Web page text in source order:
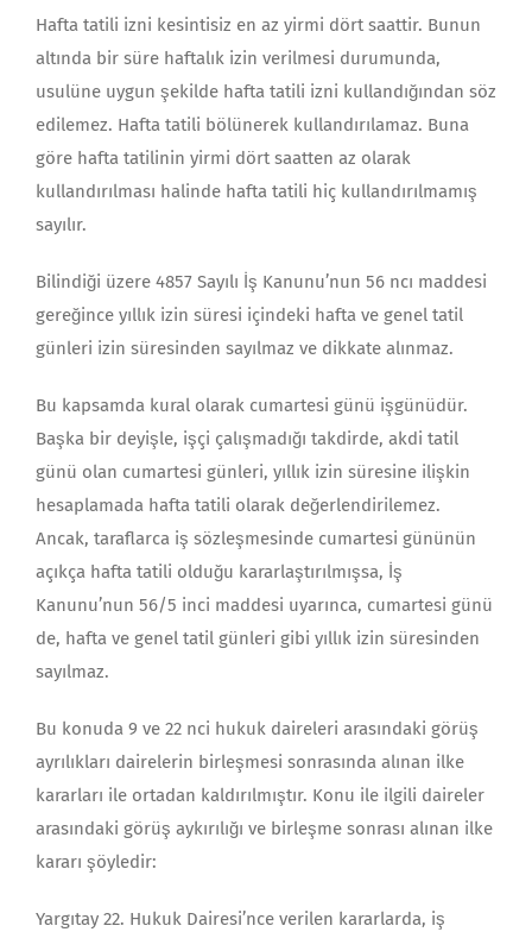
Hafta tatili izni kesintisiz en az yirmi dört saattir. Bunun
altında bir süre haftalık izin verilmesi durumunda,
usulüne uygun şekilde hafta tatili izni kullandığından söz
edilemez. Hafta tatili bölünerek kullandırılamaz. Buna
göre hafta tatilinin yirmi dört saatten az olarak
kullandırılması halinde hafta tatili hiç kullandırılmamış
sayılır.
Bilindiği üzere 4857 Sayılı İş Kanunu’nun 56 ncı maddesi
gereğince yıllık izin süresi içindeki hafta ve genel tatil
günleri izin süresinden sayılmaz ve dikkate alınmaz.
Bu kapsamda kural olarak cumartesi günü işgünüdür.
Başka bir deyişle, işçi çalışmadığı takdirde, akdi tatil
günü olan cumartesi günleri, yıllık izin süresine ilişkin
hesaplamada hafta tatili olarak değerlendirilemez.
Ancak, taraflarca iş sözleşmesinde cumartesi gününün
açıkça hafta tatili olduğu kararlaştırılmışsa, İş
Kanunu’nun 56/5 inci maddesi uyarınca, cumartesi günü
de, hafta ve genel tatil günleri gibi yıllık izin süresinden
sayılmaz.
Bu konuda 9 ve 22 nci hukuk daireleri arasındaki görüş
ayrılıkları dairelerin birleşmesi sonrasında alınan ilke
kararları ile ortadan kaldırılmıştır. Konu ile ilgili daireler
arasındaki görüş aykırılığı ve birleşme sonrası alınan ilke
kararı şöyledir:
Yargıtay 22. Hukuk Dairesi’nce verilen kararlarda, iş